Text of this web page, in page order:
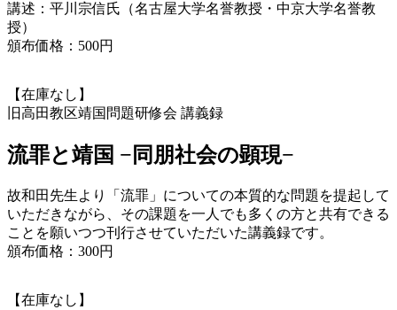
講述：平川宗信氏（名古屋大学名誉教授・中京大学名誉教
授）
頒布価格：500円
【在庫なし】
旧高田教区靖国問題研修会 講義録
流罪と靖国 −同朋社会の顕現−
故和田先生より「流罪」についての本質的な問題を提起して
いただきながら、その課題を一人でも多くの方と共有できる
ことを願いつつ刊行させていただいた講義録です。
頒布価格：300円
【在庫なし】